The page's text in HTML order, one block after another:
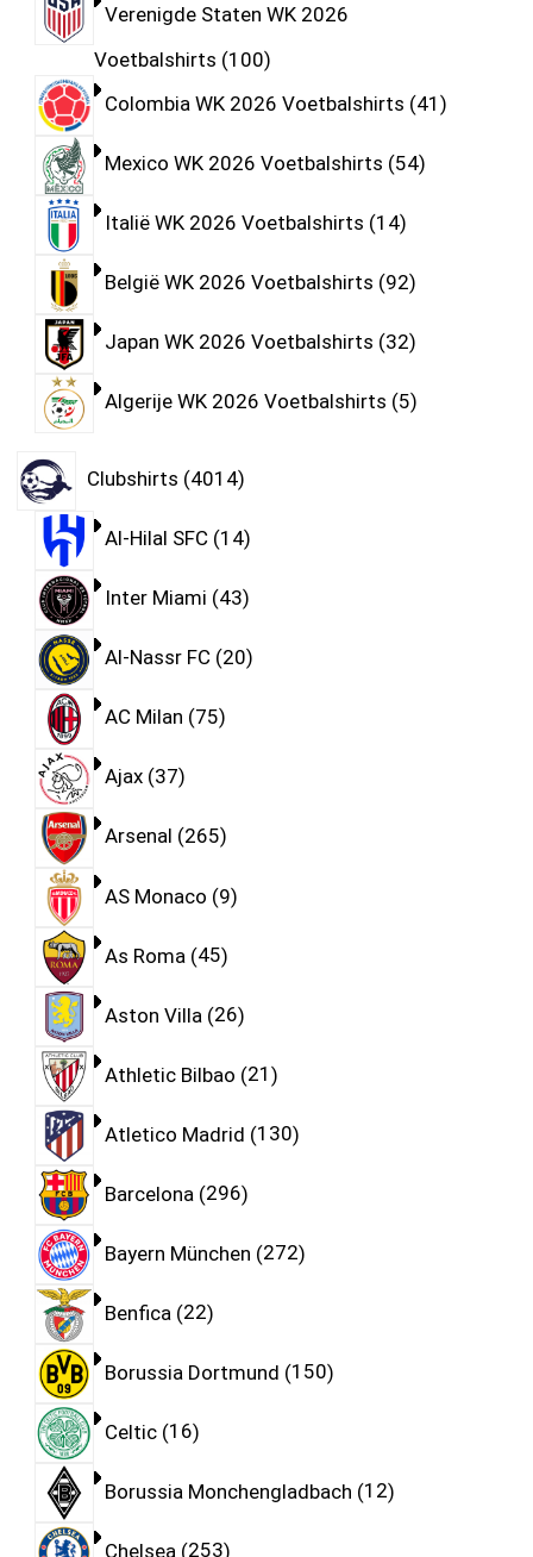
Verenigde Staten WK 2026
Voetbalshirts 100
Colombia WK 2026 Voetbalshirts 41
Mexico WK 2026 Voetbalshirts 54
Italië WK 2026 Voetbalshirts 14
België WK 2026 Voetbalshirts 92
Japan WK 2026 Voetbalshirts 32
Algerije WK 2026 Voetbalshirts 5
Clubshirts 4014
Al-Hilal SFC 14
Inter Miami 43
Al-Nassr FC 20
AC Milan 75
Ajax 37
Arsenal 265
AS Monaco 9
As Roma 45
Aston Villa 26
Athletic Bilbao 21
Atletico Madrid 130
Barcelona 296
Bayern München 272
Benfica 22
Borussia Dortmund 150
Celtic 16
Borussia Monchengladbach 12
Chelsea 253